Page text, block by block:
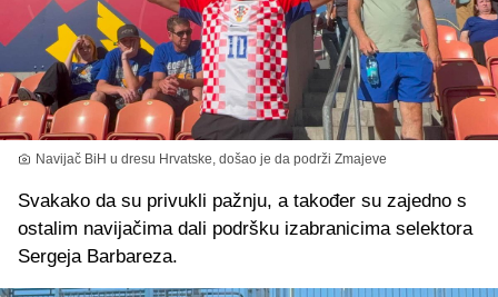
Navijač BiH u dresu Hrvatske, došao je da podrži Zmajeve
Svakako da su privukli pažnju, a također su zajedno s
ostalim navijačima dali podršku izabranicima selektora
Sergeja Barbareza.